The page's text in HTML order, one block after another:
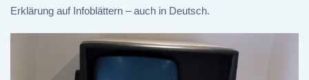
Erklärung auf Infoblättern – auch in Deutsch.